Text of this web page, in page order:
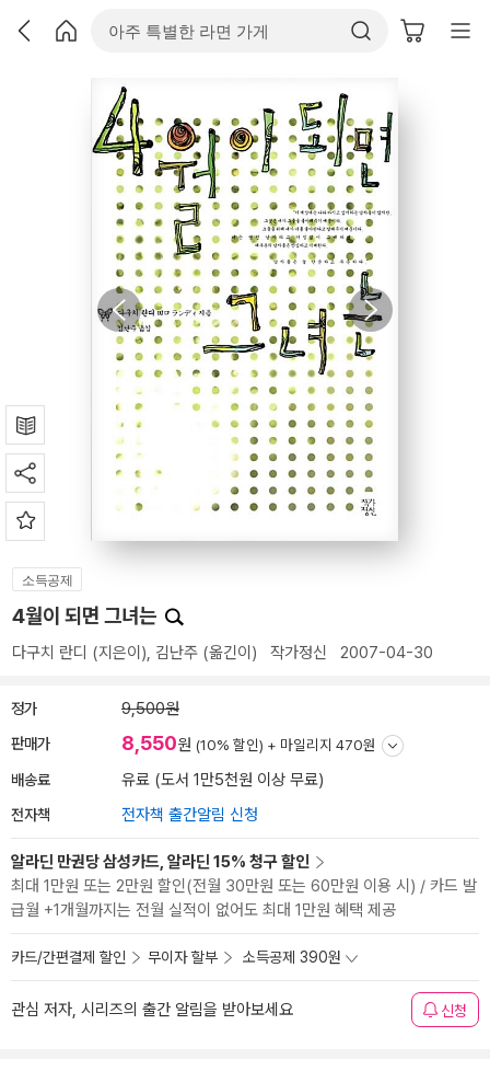
소득공제
4월이 되면 그녀는
다구치 란디 (지은이), 김난주 (옮긴이) 작가정신 2007-04-30
정가 9,500원
판매가 8,550원 (10% 할인) + 마일리지 470원
배송료 유료 (도서 1만5천원 이상 무료)
전자책 전자책 출간알림 신청
알라딘 만권당 삼성카드, 알라딘 15% 청구 할인
최대 1만원 또는 2만원 할인(전월 30만원 또는 60만원 이용 시) / 카드 발
급월 +1개월까지는 전월 실적이 없어도 최대 1만원 혜택 제공
카드/간편결제 할인 무이자 할부 소득공제 390원
관심 저자, 시리즈의 출간 알림을 받아보세요 신청